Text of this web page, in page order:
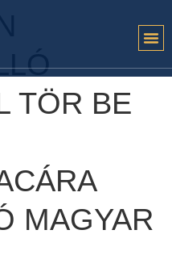
TÖR BE
MAGYAR